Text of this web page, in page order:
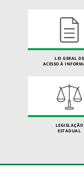
LEI GERAL DE
ACESSO À
LEGISLAÇÃO
ESTADUAL